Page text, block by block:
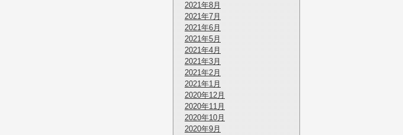
2021年8月
2021年7月
2021年6月
2021年5月
2021年4月
2021年3月
2021年2月
2021年1月
2020年12月
2020年11月
2020年10月
2020年9月